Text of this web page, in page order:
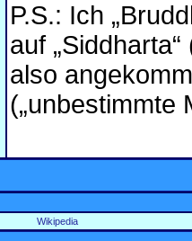
P.S.: Ich
auf
also
(„unbestimmte
Wikipedia